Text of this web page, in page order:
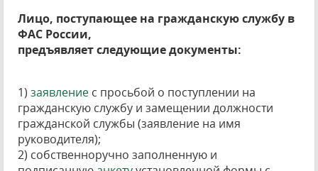
Лицо, поступающее на гражданскую службу в
ФАС России,
предъявляет следующие документы:
1) заявление с просьбой о поступлении на
гражданскую службу и замещении должности
гражданской службы (заявление на имя
руководителя);
2) собственноручно заполненную и